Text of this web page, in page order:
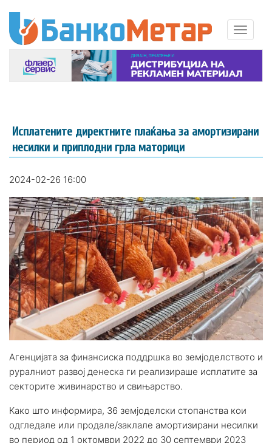
Исплатените директните плаќања за амортизирани
несилки и приплодни грла маторици
2024-02-26 16:00
Агенцијата за финансиска поддршка во земјоделството и
руралниот развој денеска ги реализираше исплатите за
секторите живинарство и свињарство.
Како што информира, 36 земјоделски стопанства кои
одгледале или продале/заклале амортизирани несилки
во период од 1 октомври 2022 до 30 септември 2023